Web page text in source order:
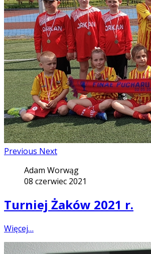
Previous Next
Adam Worwąg
08 czerwiec 2021
Turniej Żaków 2021 r.
Więcej…